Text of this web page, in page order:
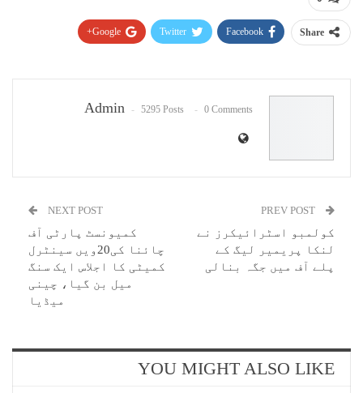
Share
Facebook
Twitter
Google+
Admin 5295 Posts 0 Comments
کولمبو اسٹرائیکرز نے
لنکا پریمیر لیگ کے
پلے آف میں جگہ بنالی
NEXT POST
کمیونسٹ پارٹی آف
چائنا کی20ویں سینٹرل
کمیٹی کا اجلاس ایک سنگ
میل بن گیا، چینی
میڈیا
YOU MIGHT ALSO LIKE